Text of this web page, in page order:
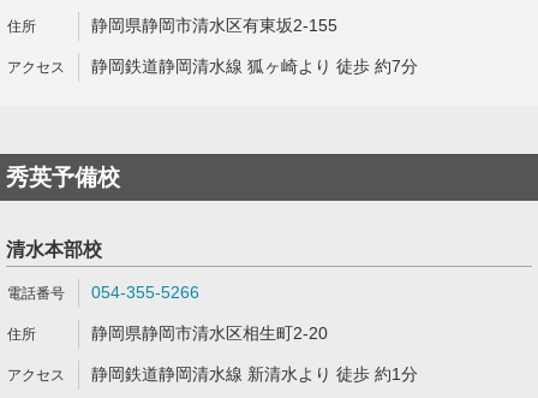
静岡県静岡市清水区有東坂2-155
静岡鉄道静岡清水線 狐ヶ崎より 徒歩 約7分
秀英予備校
清水本部校
054-355-5266
静岡県静岡市清水区相生町2-20
静岡鉄道静岡清水線 新清水より 徒歩 約1分